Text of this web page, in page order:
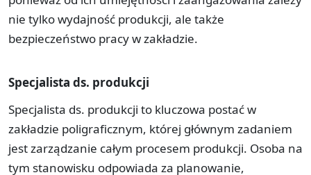
nie tylko wydajność produkcji, ale także
bezpieczeństwo pracy w zakładzie.
Specjalista ds. produkcji
Specjalista ds. produkcji to kluczowa postać w
zakładzie poligraficznym, której głównym zadaniem
jest zarządzanie całym procesem produkcji. Osoba na
tym stanowisku odpowiada za planowanie,